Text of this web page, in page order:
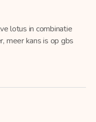
lotus in combinatie
meer kans is op gbs